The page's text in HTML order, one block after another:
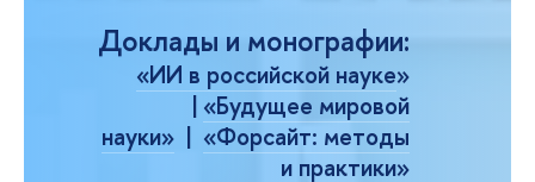
Доклады и монографии:
«ИИ в российской науке»
| «Будущее мировой
науки» | «Форсайт: методы
и практики»